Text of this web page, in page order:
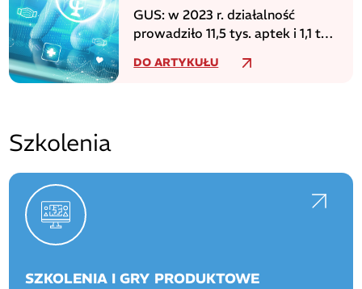
GUS: w 2023 r. działalność
prowadziło 11,5 tys. aptek i 1,1 tys.
DO ARTYKUŁU
Szkolenia
SZKOLENIA I GRY PRODUKTOWE